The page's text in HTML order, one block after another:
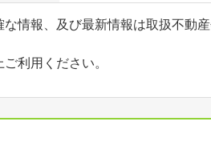
情報、及び最新情報は取扱不動
利用ください。